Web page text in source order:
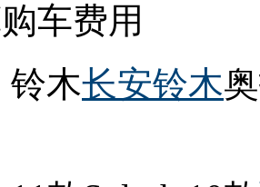
车费用
铃木长安铃木